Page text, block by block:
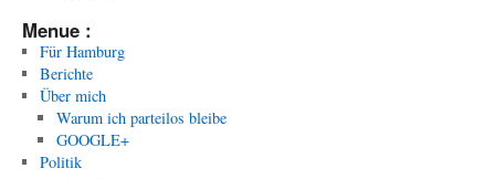
Menue :
Für Hamburg
Berichte
Über mich
Warum ich parteilos bleibe
GOOGLE+
Politik